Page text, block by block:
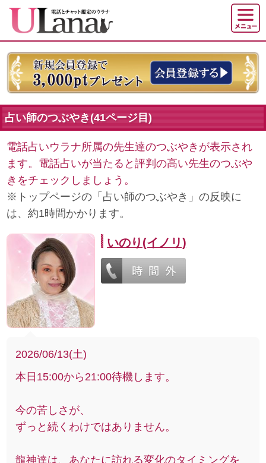
占い師のつぶやき(41ページ目)
電話占いウラナ所属の先生達のつぶやきが表示され
ます。電話占いが当たると評判の高い先生のつぶや
きをチェックしましょう。
※トップページの「占い師のつぶやき」の反映に
は、約1時間かかります。
いのり(イノリ)
2026/06/13(土)
本日15:00から21:00待機します。
今の苦しさが、
ずっと続くわけではありません。
龍神達は、あなたに訪れる変化のタイミングを